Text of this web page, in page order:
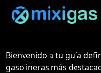
Bienvenido a tu guía
gasolineras más